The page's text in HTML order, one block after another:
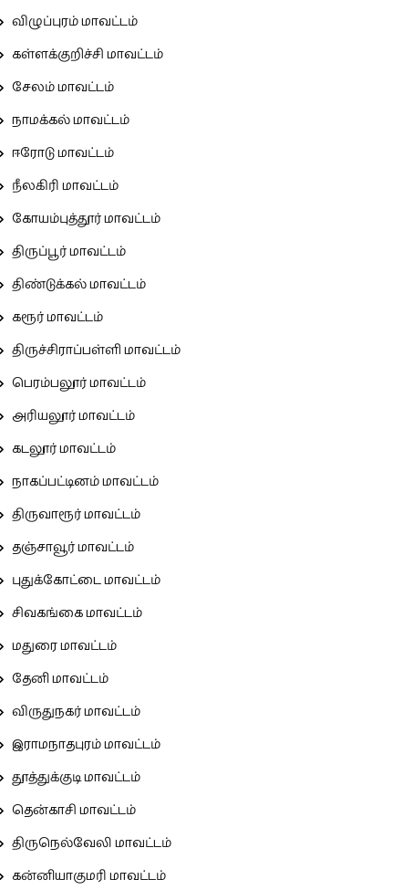
விழுப்புரம் மாவட்டம்
கள்ளக்குறிச்சி மாவட்டம்
சேலம் மாவட்டம்
நாமக்கல் மாவட்டம்
ஈரோடு மாவட்டம்
நீலகிரி மாவட்டம்
கோயம்புத்தூர் மாவட்டம்
திருப்பூர் மாவட்டம்
திண்டுக்கல் மாவட்டம்
கரூர் மாவட்டம்
திருச்சிராப்பள்ளி மாவட்டம்
பெரம்பலூர் மாவட்டம்
அரியலூர் மாவட்டம்
கடலூர் மாவட்டம்
நாகப்பட்டினம் மாவட்டம்
திருவாரூர் மாவட்டம்
தஞ்சாவூர் மாவட்டம்
புதுக்கோட்டை மாவட்டம்
சிவகங்கை மாவட்டம்
மதுரை மாவட்டம்
தேனி மாவட்டம்
விருதுநகர் மாவட்டம்
இராமநாதபுரம் மாவட்டம்
தூத்துக்குடி மாவட்டம்
தென்காசி மாவட்டம்
திருநெல்வேலி மாவட்டம்
கன்னியாகுமரி மாவட்டம்